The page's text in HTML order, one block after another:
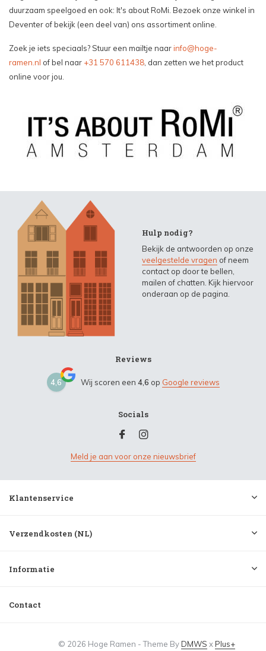
duurzaam speelgoed en ook: It's about RoMi. Bezoek onze winkel in
Deventer of bekijk (een deel van) ons assortiment online.
Zoek je iets speciaals? Stuur een mailtje naarinfo@hoge-
ramen.nl of bel naar +31 570 611438 , dan zetten we het product
online voor jou.
Hulp nodig?
Bekijk de antwoorden op onze
veelgestelde vragen of neem
contact op door te bellen,
mailen of chatten. Kijk hiervoor
onderaan op de pagina.
Reviews
4,6 Wij scoren een 4,6 op Google reviews
Socials
Meld je aan voor onze nieuwsbrief
Klantenservice
Verzendkosten (NL)
Informatie
Contact
© 2026 Hoge Ramen - Theme ByDMWS xPlus+